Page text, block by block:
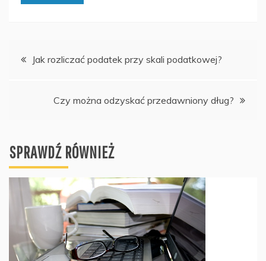
Nawigacja
Jak rozliczać podatek przy skali podatkowej?
Czy można odzyskać przedawniony dług?
SPRAWDŹ RÓWNIEŻ